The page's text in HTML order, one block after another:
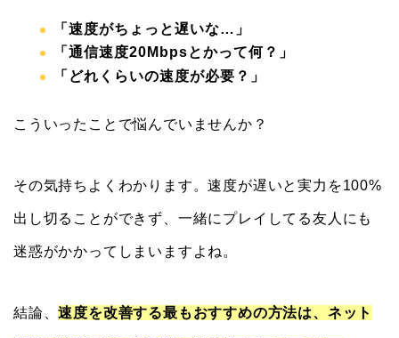
「速度がちょっと遅いな…」
「通信速度20Mbpsとかって何？」
「どれくらいの速度が必要？」
こういったことで悩んでいませんか？
その気持ちよくわかります。速度が遅いと実力を100%
出し切ることができず、一緒にプレイしてる友人にも
迷惑がかかってしまいますよね。
結論、速度を改善する最もおすすめの方法は、ネット